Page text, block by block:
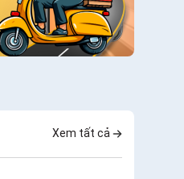
Xem tất cả